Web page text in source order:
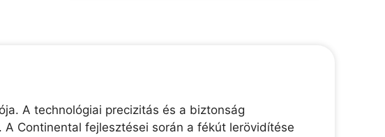
A technológiai precizitás és a biztonság
Continental fejlesztései során a fékút lerövidítése